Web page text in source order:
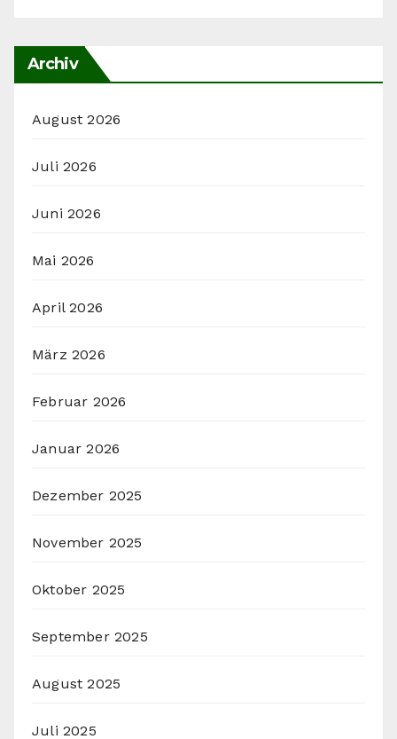
Archiv
August 2026
Juli 2026
Juni 2026
Mai 2026
April 2026
März 2026
Februar 2026
Januar 2026
Dezember 2025
November 2025
Oktober 2025
September 2025
August 2025
Juli 2025